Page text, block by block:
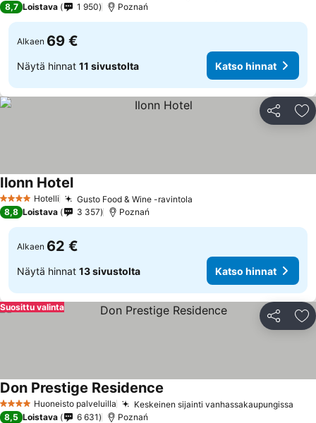
8,7 Loistava 1 950 Poznań
Alkaen 69 €
Näytä hinnat 11 sivustolta Katso hinnat
Jaa
4 Tähtiluokitus
Hotelli Gusto Food & Wine -ravintola
Ilonn Hotel
8,8 Loistava 3 357 Poznań
Alkaen 62 €
Näytä hinnat 13 sivustolta Katso hinnat
Jaa
Suosittu valinta
4 TähtiluokitusHuoneisto palveluilla Keskeinen sijainti vanhassakaupungissa
Don Prestige Residence
8,5 Loistava 6 631 Poznań